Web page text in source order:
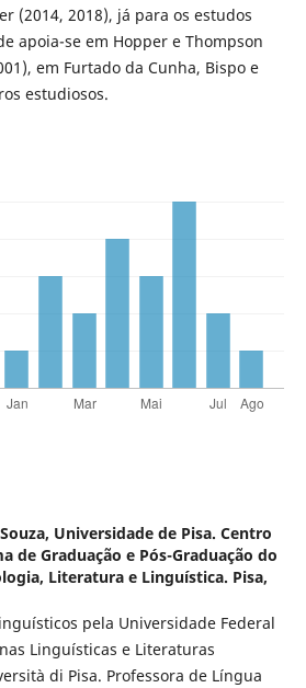
(2014, 2018), já para os estudos
apoia-se em Hopper e Thompson
em Furtado da Cunha, Bispo e
estudiosos.
Universidade de Pisa. Centro
de Graduação e Pós-Graduação do
Literatura e Linguística. Pisa,
pela Universidade Federal
Linguísticas e Literaturas
di Pisa. Professora de Língua